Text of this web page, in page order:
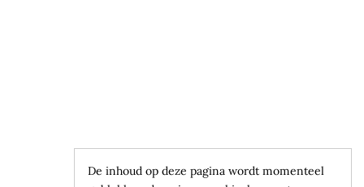
De inhoud op deze pagina wordt momenteel